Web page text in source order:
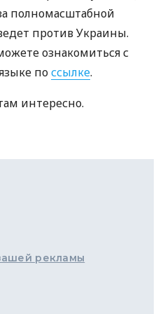
полномасштабной
против Украины.
ознакомиться с
поссылке.
интересно.
рекламы